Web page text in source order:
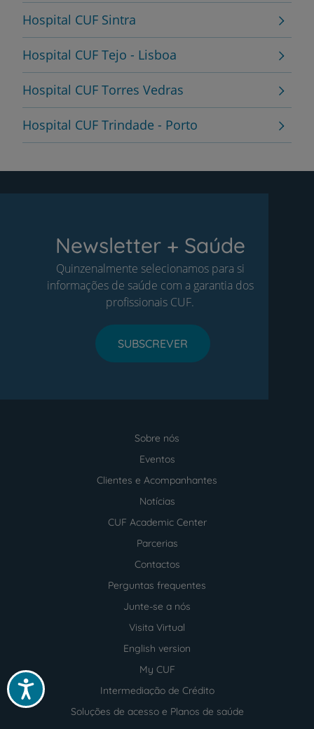
Acessibilidade
Hospital CUF Sintra
Hospital CUF Tejo - Lisboa
Hospital CUF Torres Vedras
Hospital CUF Trindade - Porto
Newsletter + Saúde
Quinzenalmente selecionamos para si
informações de saúde com a garantia dos
profissionais CUF.
SUBSCREVER
Sobre nós
Eventos
Clientes e Acompanhantes
Notícias
CUF Academic Center
Parcerias
Contactos
Perguntas frequentes
Junte-se a nós
Visita Virtual
English version
My CUF
Intermediação de Crédito
Soluções de acesso e Planos de saúde